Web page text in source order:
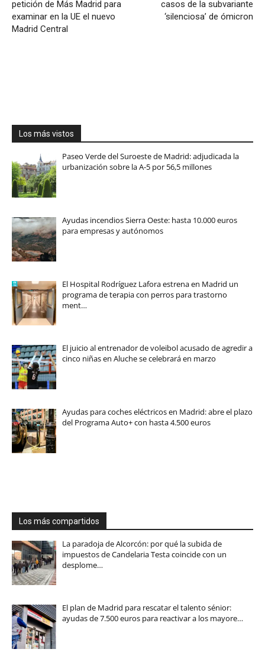
petición de Más Madrid para
examinar en la UE el nuevo
Madrid Central
casos de la subvariante
‘silenciosa’ de ómicron
Los más vistos
Paseo Verde del Suroeste de Madrid: adjudicada la
urbanización sobre la A-5 por 56,5 millones
Ayudas incendios Sierra Oeste: hasta 10.000 euros
para empresas y autónomos
El Hospital Rodríguez Lafora estrena en Madrid un
programa de terapia con perros para trastorno
ment…
El juicio al entrenador de voleibol acusado de agredir a
cinco niñas en Aluche se celebrará en marzo
Ayudas para coches eléctricos en Madrid: abre el plazo
del Programa Auto+ con hasta 4.500 euros
Los más compartidos
La paradoja de Alcorcón: por qué la subida de
impuestos de Candelaria Testa coincide con un
desplome…
El plan de Madrid para rescatar el talento sénior:
ayudas de 7.500 euros para reactivar a los mayore…